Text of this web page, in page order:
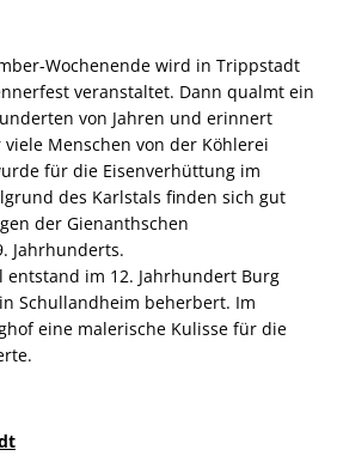
Wochenende wird in Trippstadt
veranstaltet. Dann qualmt ein
von Jahren und erinnert
Menschen von der Köhlerei
für die Eisenverhüttung im
des Karlstals finden sich gut
der Gienanthschen
Jahrhunderts.
entstand im 12. Jahrhundert Burg
Schullandheim beherbert. Im
eine malerische Kulisse für die